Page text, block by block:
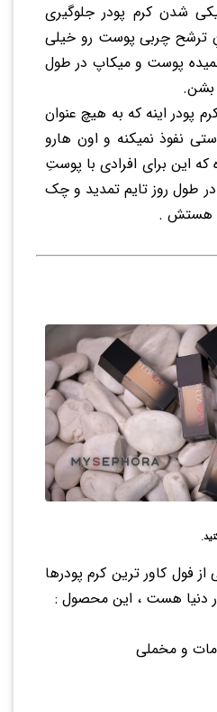
شدن کرم پودر جلوگیری
ترشح چربی پوست رو خیلی
پوست و میکاپ در طول
بشن.
پودر اینه که به هیچ عنوان
نفوذ نمیکنه و اون هارو
که این برای افرادی با پوستِ
در طول روز تایم تمدید و چک
هستش .
فول کاور ترین کرم پودرها
دنیا هست ، این محصول :